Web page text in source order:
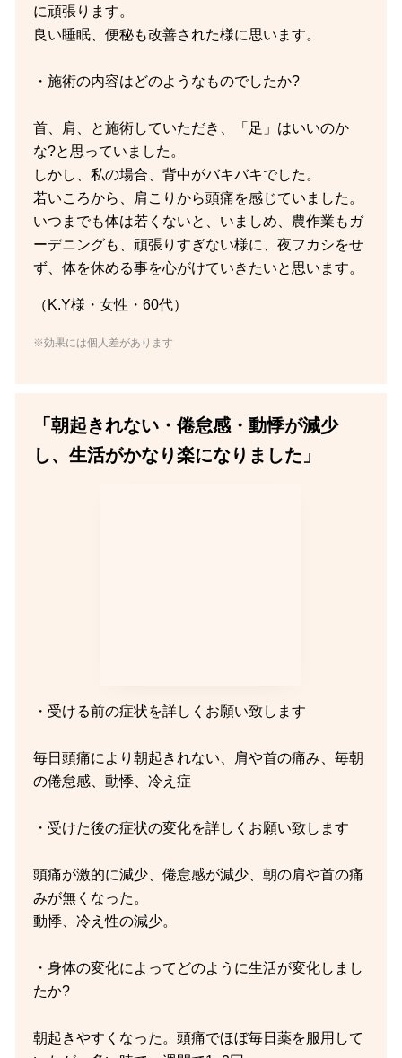
に頑張ります。
良い睡眠、便秘も改善された様に思います。
・施術の内容はどのようなものでしたか?
首、肩、と施術していただき、「足」はいいのか
な?と思っていました。
しかし、私の場合、背中がバキバキでした。
若いころから、肩こりから頭痛を感じていました。
いつまでも体は若くないと、いましめ、農作業もガ
ーデニングも、頑張りすぎない様に、夜フカシをせ
ず、体を休める事を心がけていきたいと思います。
（K.Y様・女性・60代）
※効果には個人差があります
「朝起きれない・倦怠感・動悸が減少
し、生活がかなり楽になりました」
・受ける前の症状を詳しくお願い致します
毎日頭痛により朝起きれない、肩や首の痛み、毎朝
の倦怠感、動悸、冷え症
・受けた後の症状の変化を詳しくお願い致します
頭痛が激的に減少、倦怠感が減少、朝の肩や首の痛
みが無くなった。
動悸、冷え性の減少。
・身体の変化によってどのように生活が変化しまし
たか?
朝起きやすくなった。頭痛でほぼ毎日薬を服用して